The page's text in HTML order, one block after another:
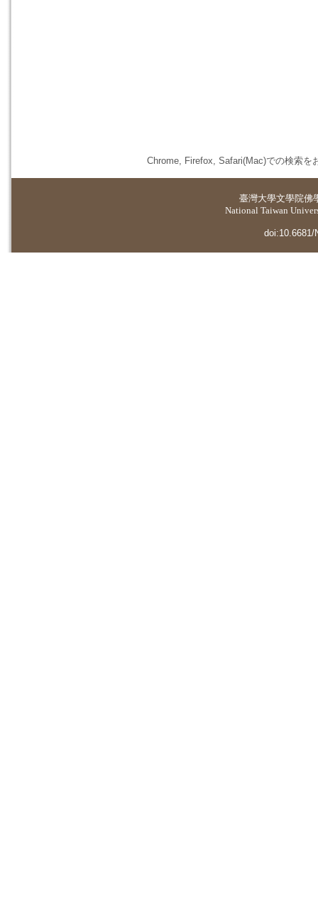
Chrome, Firefox, Safari(Mac)での検索を
臺灣大學文學院佛
National Taiwan
doi:10.6681/